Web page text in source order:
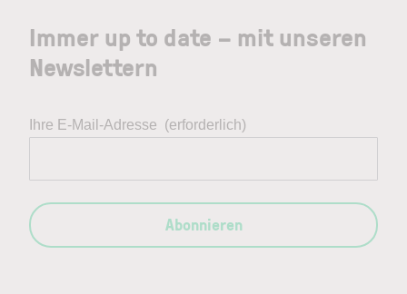
Immer up to date – mit unseren
Newslettern
Ihre E-Mail-Adresse (erforderlich)
Abonnieren